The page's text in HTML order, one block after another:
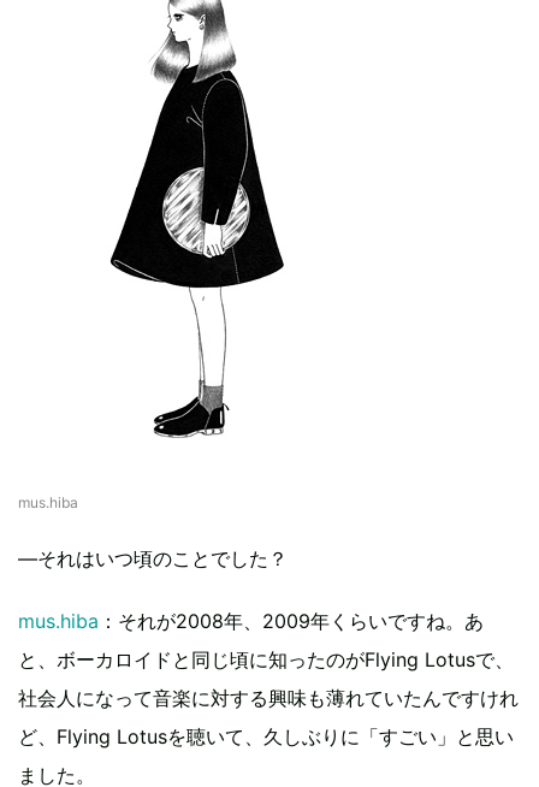
mus.hiba
―それはいつ頃のことでした？
mus.hiba ：それが2008年、2009年くらいですね。あ
と、ボーカロイドと同じ頃に知ったのがFlying Lotusで、
社会人になって音楽に対する興味も薄れていたんですけれ
ど、Flying Lotusを聴いて、久しぶりに「すごい」と思い
ました。